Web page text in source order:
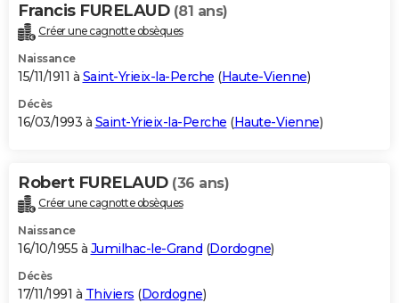
Francis FURELAUD (81 ans)
Créer une cagnotte obsèques
Naissance
15/11/1911 à Saint-Yrieix-la-Perche (Haute-Vienne)
Décès
16/03/1993 à Saint-Yrieix-la-Perche (Haute-Vienne)
Robert FURELAUD (36 ans)
Créer une cagnotte obsèques
Naissance
16/10/1955 à Jumilhac-le-Grand (Dordogne)
Décès
17/11/1991 à Thiviers (Dordogne)